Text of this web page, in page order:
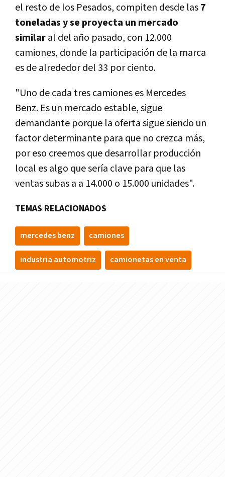
el resto de los Pesados, compiten desde las7
toneladas y se proyecta un mercado
similaral del año pasado, con 12.000
camiones, donde la participación de la marca
es de alrededor del 33 por ciento.
"Uno de cada tres camiones es Mercedes
Benz. Es un mercado estable, sigue
demandante porque la oferta sigue siendo un
factor determinante para que no crezca más,
por eso creemos que desarrollar producción
local es algo que sería clave para que las
ventas subas a a 14.000 o 15.000 unidades".
TEMAS RELACIONADOS
mercedes benz camiones
industria automotriz camionetas en venta